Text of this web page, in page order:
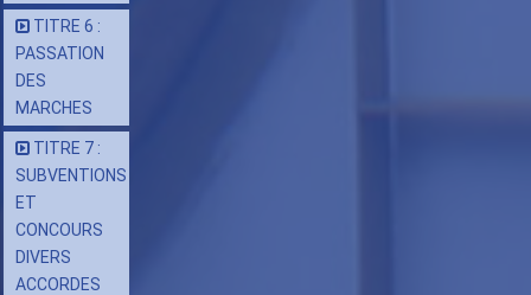
TITRE 6 :
PASSATION
DES
MARCHES
TITRE 7 :
SUBVENTIONS
ET
CONCOURS
DIVERS
ACCORDES